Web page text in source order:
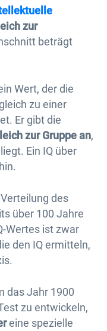
zur
beträgt
Wert, der die
zu einer
Er gibt die
zur Gruppe an,
Ein IQ über
des
über 100 Jahre
Wertes ist zwar
den IQ ermitteln,
das Jahr 1900
zu entwickeln,
eine spezielle